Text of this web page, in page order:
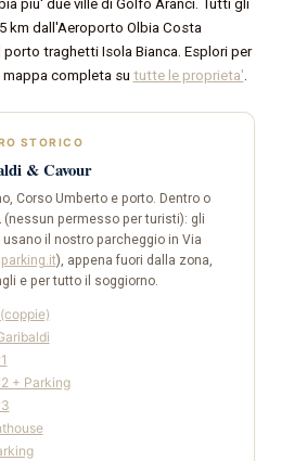
piu' due ville di Golfo Aranci. Tutti gli
km dall'Aeroporto Olbia Costa
porto traghetti Isola Bianca. Esplori per
mappa completa su tutte le proprieta'.
STORICO
& Cavour
Corso Umberto e porto. Dentro o
(nessun permesso per turisti): gli
usano il nostro parcheggio in Via
), appena fuori dalla zona,
e per tutto il soggiorno.
+ Parking